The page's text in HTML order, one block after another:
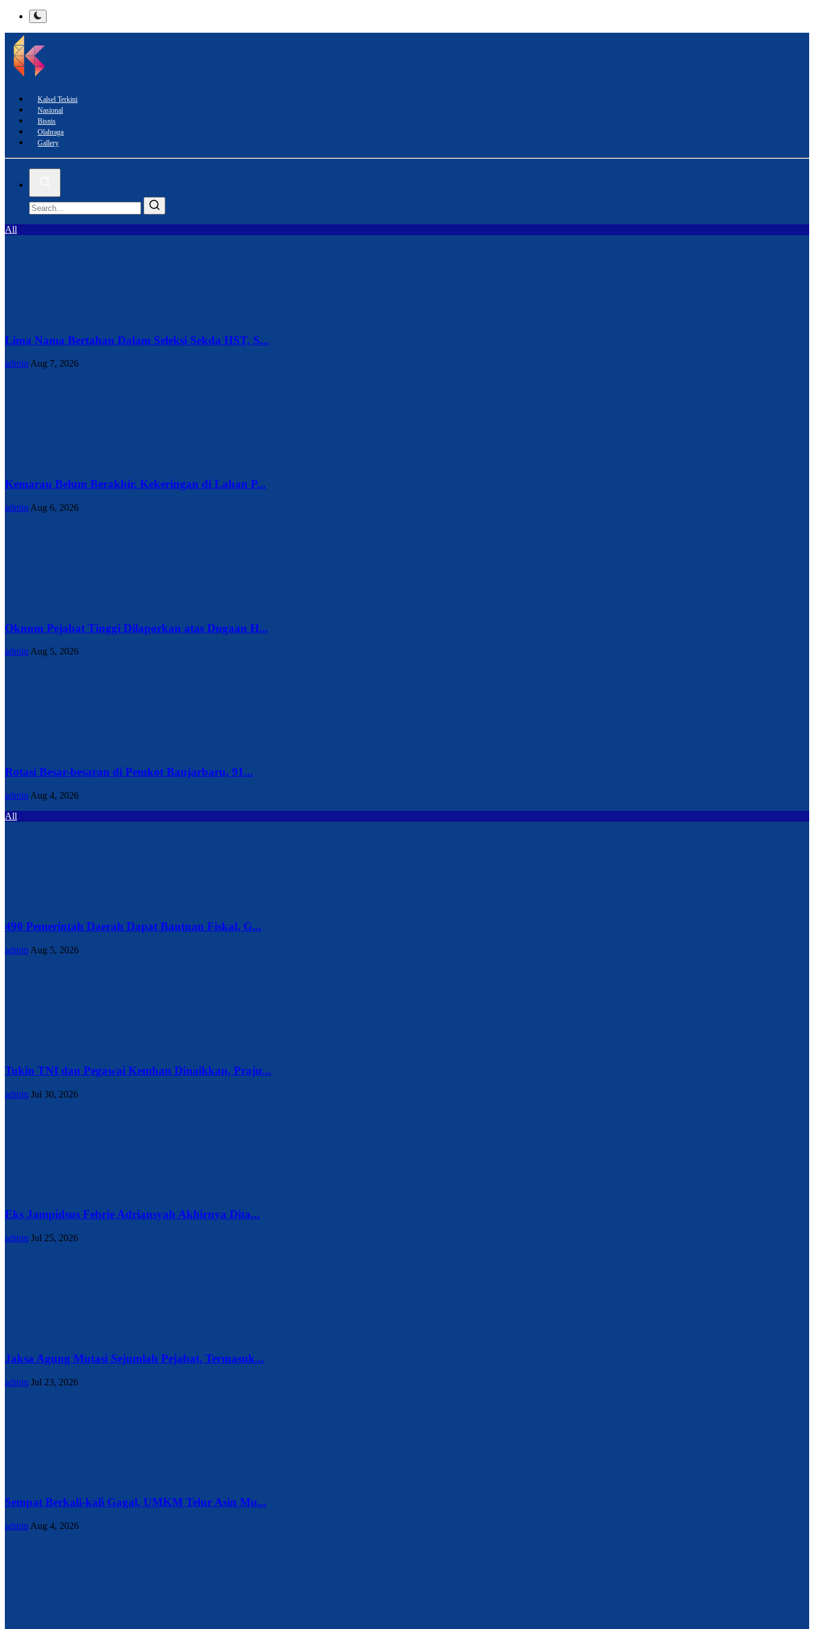
Kalsel Terkini
Nasional
Bisnis
Olahraga
Gallery
All
Lima Nama Bertahan Dalam Seleksi Sekda HST, S...
adminAug 7, 2026
Kemarau Belum Berakhir, Kekeringan di Lahan P...
admin Aug 6, 2026
Oknum Pejabat Tinggi Dilaporkan atas Dugaan H...
admin Aug 5, 2026
Rotasi Besar-besaran di Pemkot Banjarbaru, 91...
admin Aug 4, 2026
All
490 Pemerintah Daerah Dapat Bantuan Fiskal, G...
admin Aug 5, 2026
Tukin TNI dan Pegawai Kemhan Dinaikkan, Praju...
admin Jul 30, 2026
Eks Jampidsus Febrie Adriansyah Akhirnya Dita...
admin Jul 25, 2026
Jaksa Agung Mutasi Sejumlah Pejabat, Termasuk...
admin Jul 23, 2026
Sempat Berkali-kali Gagal, UMKM Telur Asin Mu...
admin Aug 4, 2026